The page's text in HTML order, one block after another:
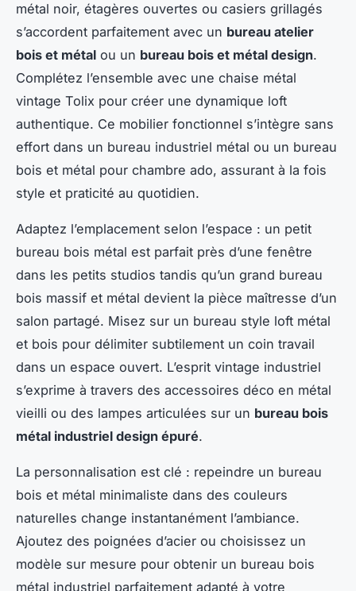
métal noir, étagères ouvertes ou casiers grillagés
s’accordent parfaitement avec un bureau atelier
bois et métal ou un bureau bois et métal design.
Complétez l’ensemble avec une chaise métal
vintage Tolix pour créer une dynamique loft
authentique. Ce mobilier fonctionnel s’intègre sans
effort dans un bureau industriel métal ou un bureau
bois et métal pour chambre ado, assurant à la fois
style et praticité au quotidien.
Adaptez l’emplacement selon l’espace : un petit
bureau bois métal est parfait près d’une fenêtre
dans les petits studios tandis qu’un grand bureau
bois massif et métal devient la pièce maîtresse d’un
salon partagé. Misez sur un bureau style loft métal
et bois pour délimiter subtilement un coin travail
dans un espace ouvert. L’esprit vintage industriel
s’exprime à travers des accessoires déco en métal
vieilli ou des lampes articulées sur un bureau bois
métal industriel design épuré.
La personnalisation est clé : repeindre un bureau
bois et métal minimaliste dans des couleurs
naturelles change instantanément l’ambiance.
Ajoutez des poignées d’acier ou choisissez un
modèle sur mesure pour obtenir un bureau bois
métal industriel parfaitement adapté à votre